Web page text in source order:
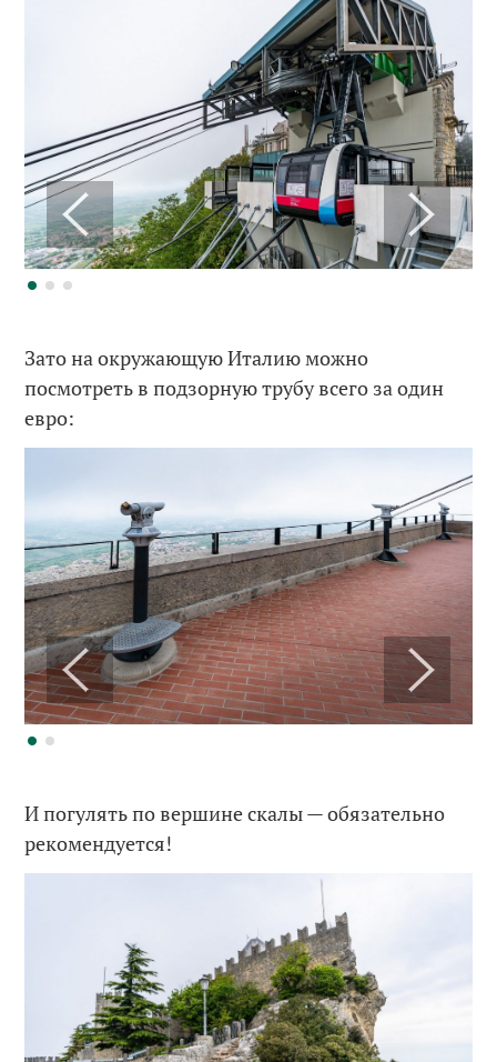
Зато на окружающую Италию можно
посмотреть в подзорную трубу всего за один
евро:
И погулять по вершине скалы — обязательно
рекомендуется!